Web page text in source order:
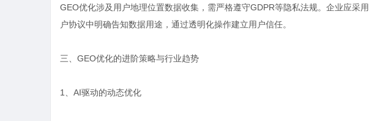
GEO优化涉及用户地理位置数据收集，需严格遵守GDPR等隐私法规。企业应采
户协议中明确告知数据用途，通过透明化操作建立用户信任。
三、GEO优化的进阶策略与行业趋势
1、AI驱动的动态优化